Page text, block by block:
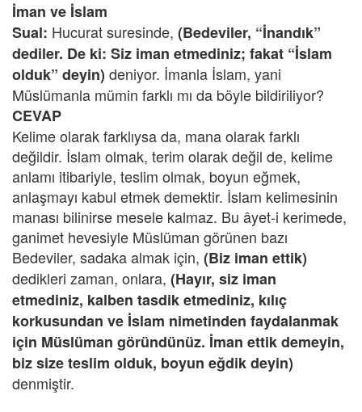
İman ve İslam
Sual: Hucurat suresinde, (Bedeviler, “İnandık”
dediler. De ki: Siz iman etmediniz; fakat “İslam
olduk” deyin) deniyor. İmanla İslam, yani
Müslümanla mümin farklı mı da böyle bildiriliyor?
CEVAP
Kelime olarak farklıysa da, mana olarak farklı
değildir. İslam olmak, terim olarak değil de, kelime
anlamı itibariyle, teslim olmak, boyun eğmek,
anlaşmayı kabul etmek demektir. İslam kelimesinin
manası bilinirse mesele kalmaz. Bu âyet-i kerimede,
ganimet hevesiyle Müslüman görünen bazı
Bedeviler, sadaka almak için, (Biz iman ettik)
dedikleri zaman, onlara, (Hayır, siz iman
etmediniz, kalben tasdik etmediniz, kılıç
korkusundan ve İslam nimetinden faydalanmak
için Müslüman göründünüz. İman ettik demeyin,
biz size teslim olduk, boyun eğdik deyin)
denmiştir.